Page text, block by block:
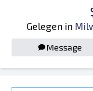
Gelegen in
Message